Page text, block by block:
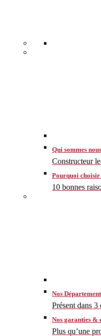
Qui sommes
Constructeur
Pourquoi choisir
10 bonnes
Nos
Présent dans 3
Nos garanties &
Plus qu’une